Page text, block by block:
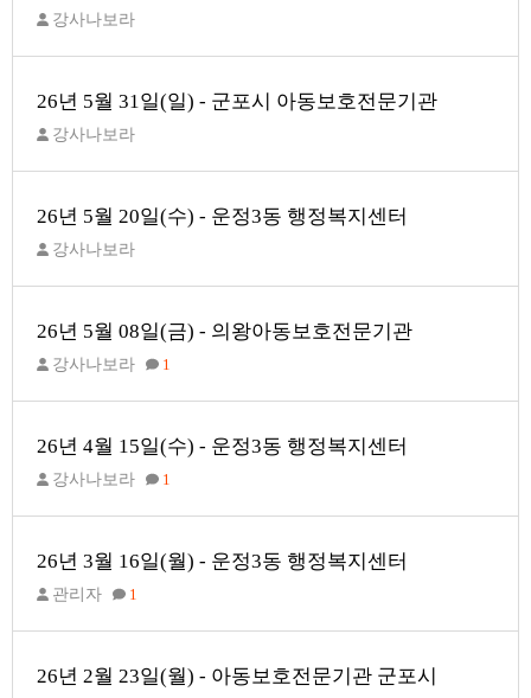
강사나보라
26년 5월 31일(일) - 군포시 아동보호전문기관
강사나보라
26년 5월 20일(수) - 운정3동 행정복지센터
강사나보라
26년 5월 08일(금) - 의왕아동보호전문기관
강사나보라 1
26년 4월 15일(수) - 운정3동 행정복지센터
강사나보라 1
26년 3월 16일(월) - 운정3동 행정복지센터
관리자 1
26년 2월 23일(월) - 아동보호전문기관 군포시